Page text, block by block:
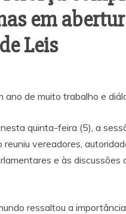
em
Leis
de muito trabalho e
quinta-feira (5), a
vereadores,
e às
ressaltou a